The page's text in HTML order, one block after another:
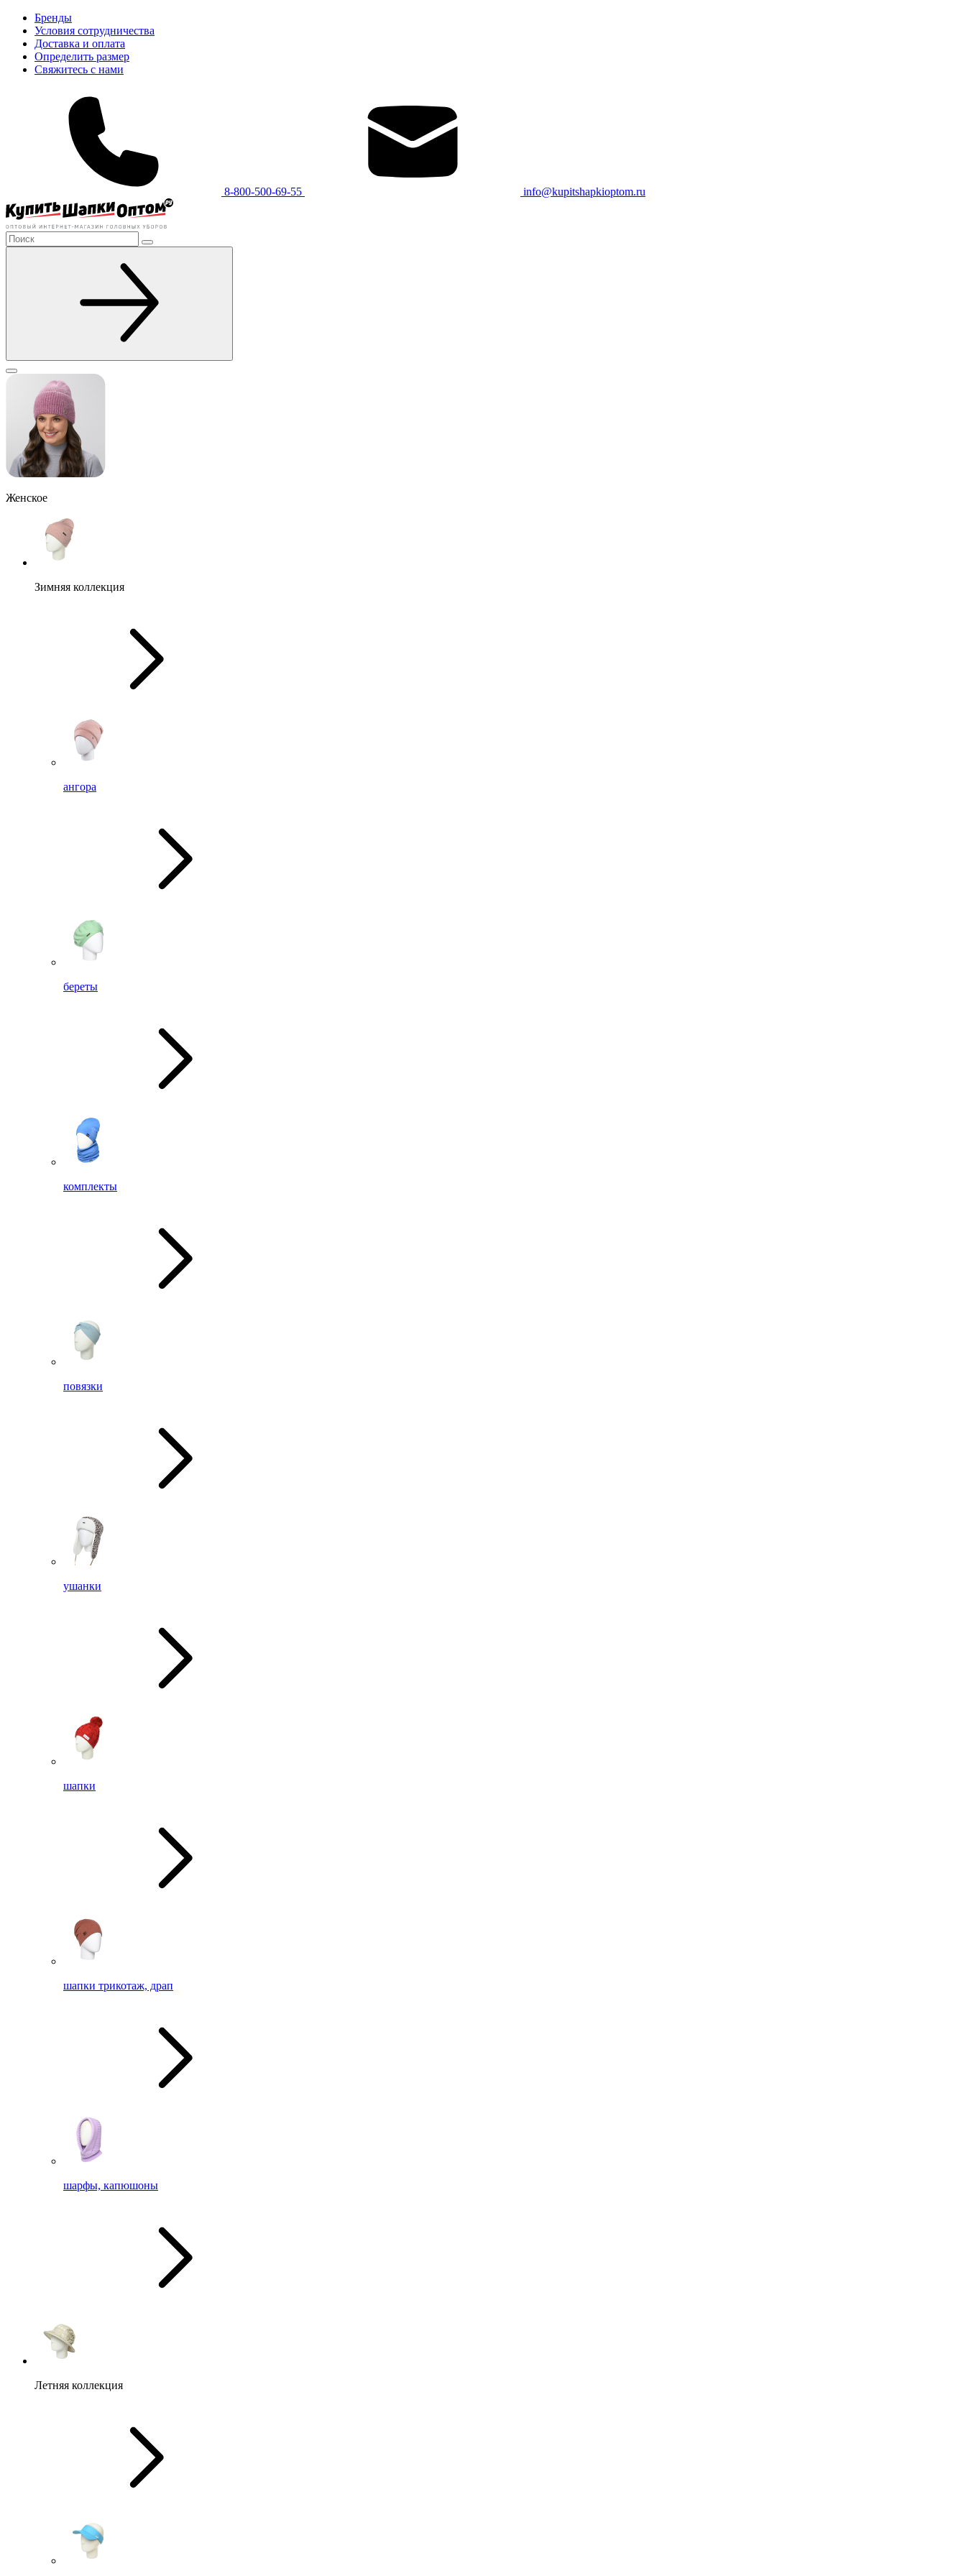
Бренды
Условия сотрудничества
Доставка и оплата
Определить размер
Свяжитесь с нами
8-800-500-69-55 info@kupitshapkioptom.ru
Женское
Зимняя коллекция
ангора
береты
комплекты
повязки
ушанки
шапки
шапки трикотаж, драп
шарфы, капюшоны
Летняя коллекция